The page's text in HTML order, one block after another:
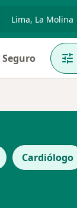
Seguro
Cardiólogo